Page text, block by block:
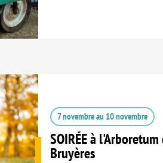
7 novembreau 10 novembre
SOIRÉE à l'Arboretum
Bruyères